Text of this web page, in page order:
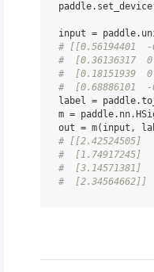
paddle. set_device
input = paddle.
# [[0.56194401  -
#  [0.36136317
#  [0.18151939
#  [0.68886101  -
label = paddle.
m = paddle. nn.
out = m( input ,
# [[2.42524505]
#  [1.74917245]
#  [3.14571381]
#  [2.34564662]]